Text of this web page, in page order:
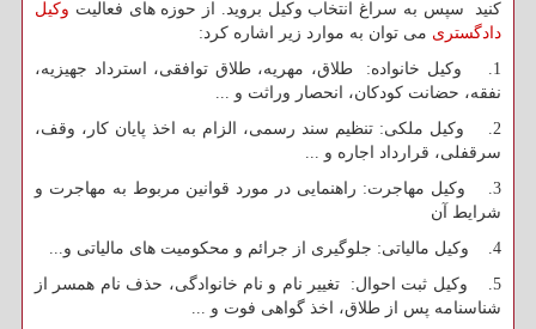
کنید سپس به سراغ انتخاب وکیل بروید. از حوزه های فعالیت وکیل
دادگستری می توان به موارد زیر اشاره کرد:
1. وکیل خانواده: طلاق، مهریه، طلاق توافقی، استرداد جهیزیه،
نفقه، حضانت کودکان، انحصار وراثت و ...
2. وکیل ملکی: تنظیم سند رسمی، الزام به اخذ پایان کار، وقف،
سرقفلی، قرارداد اجاره و ...
3. وکیل مهاجرت: راهنمایی در مورد قوانین مربوط به مهاجرت و
شرایط آن
4. وکیل مالیاتی: جلوگیری از جرائم و محکومیت های مالیاتی و...
5. وکیل ثبت احوال: تغییر نام و نام خانوادگی، حذف نام همسر از
شناسنامه پس از طلاق، اخذ گواهی فوت و ...